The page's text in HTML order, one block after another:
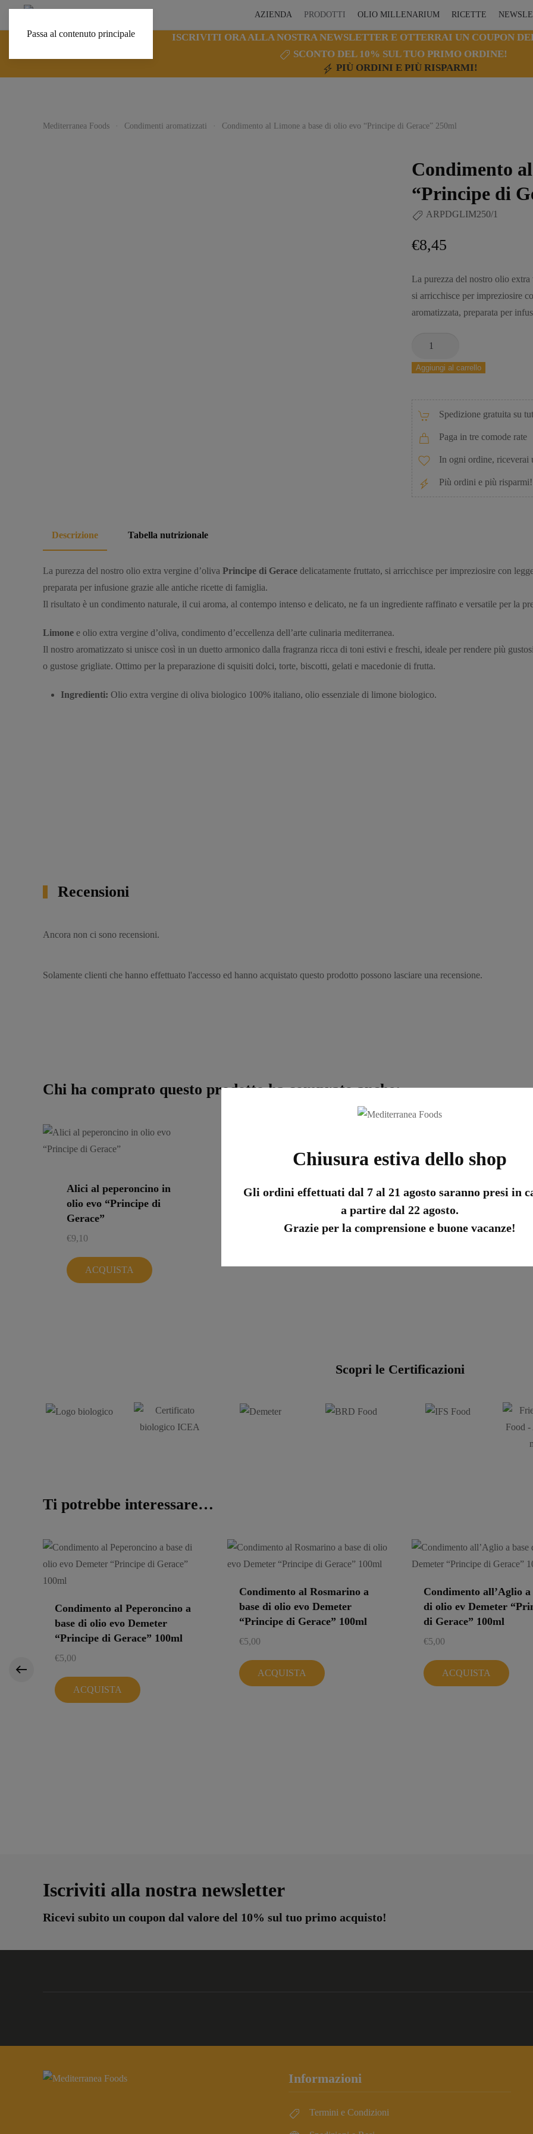
Passa al contenuto principale
AZIENDA PRODOTTI OLIO MILLENARIUM RICETTE
ISCRIVITI ORA ALLA NOSTRA NEWSLETTER E OTTERRAI UN COUPON
PAGA IN TRE COMODE RATE
PIÙ ORDINI E PIÙ RISPARMI!
Mediterranea Foods Condimenti aromatizzati Condimento al Limone a base di olio evo “Principe di Gerace” 250ml
Condimento
“Principe di
ARPDGLIM250/1
€8,45
La purezza del nostro olio
si arricchisce per impreziosire
aromatizzata, preparata per
Aggiungi al carrello
Spedizione gratuita su
Paga in tre comode rate
In ogni ordine, riceverai
Più ordini e più risparmi!
Descrizione Tabella nutrizionale
La purezza del nostro olio extra vergine d’oliva Principe di Gerace delicatamente fruttato, si arricchisce per impreziosire con
preparata per infusione grazie alle antiche ricette di famiglia.
Il risultato è un condimento naturale, il cui aroma, al contempo intenso e delicato, ne fa un ingrediente raffinato e versatile per la
Limone e olio extra vergine d’oliva, condimento d’eccellenza dell’arte culinaria mediterranea.
Il nostro aromatizzato si unisce così in un duetto armonico dalla fragranza ricca di toni estivi e freschi, ideale per rendere più
o gustose grigliate. Ottimo per la preparazione di squisiti dolci, torte, biscotti, gelati e macedonie di frutta.
Ingredienti: Olio extra vergine di oliva biologico 100% italiano, olio essenziale di limone biologico.
Recensioni
Ancora non ci sono recensioni.
Solamente clienti che hanno effettuato l'accesso ed hanno acquistato questo prodotto possono lasciare una recensione.
Chi ha comprato questo prodotto ha comprato anche:
Alici al peperoncino in
olio evo “Principe di
Gerace”
€9,10
ACQUISTA
Scopri le Certificazioni
Ti potrebbe interessare…
Condimento al Peperoncino a
base di olio evo Demeter
“Principe di Gerace” 100ml
€5,00
ACQUISTA
Condimento al Rosmarino a
base di olio evo Demeter
“Principe di Gerace” 100ml
€5,00
ACQUISTA
Condimento all’Aglio a
di olio ev Demeter
di Gerace” 100ml
€5,00
ACQUISTA
Iscriviti alla nostra newsletter
Ricevi subito un coupon dal valore del 10% sul tuo primo acquisto!
Informazioni
Termini e Condizioni
Chiusura estiva dello shop
Gli ordini effettuati dal 7 al 21 agosto saranno presi in
a partire dal 22 agosto.
Grazie per la comprensione e buone vacanze!